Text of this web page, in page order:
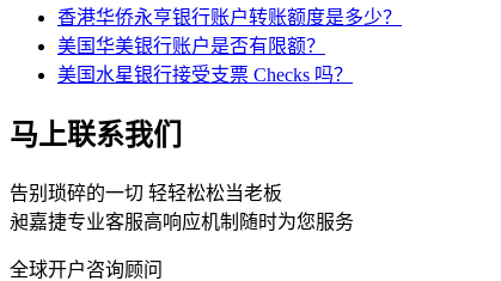
香港华侨永亨银行账户转账额度是多少？
美国华美银行账户是否有限额？
美国水星银行接受支票 Checks 吗？
马上联系我们
告别琐碎的一切 轻轻松松当老板
昶嘉捷专业客服高响应机制随时为您服务
全球开户咨询顾问